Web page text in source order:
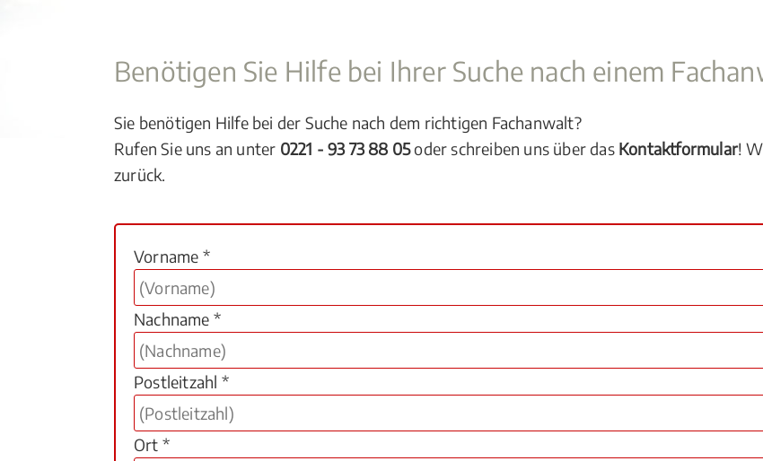
Benötigen Sie Hilfe bei Ihrer Suche nach einem
Sie benötigen Hilfe bei der Suche nach dem richtigen Fachanwalt?
Rufen Sie uns an unter 0221 - 93 73 88 05oder schreiben uns über das Kontaktformular!
zurück.
Vorname *
Nachname *
Postleitzahl *
Ort *